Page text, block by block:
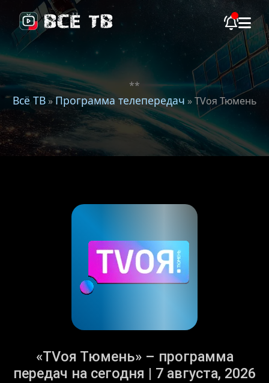
**
Всё ТВ»Программа телепередач » TVоя Тюмень
«TVоя Тюмень» – программа
передач на сегодня | 7 августа, 2026